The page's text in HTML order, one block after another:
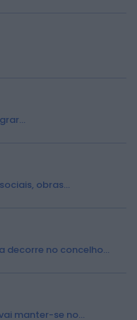
os direitos
obras...
no concelho...
manter-se no...